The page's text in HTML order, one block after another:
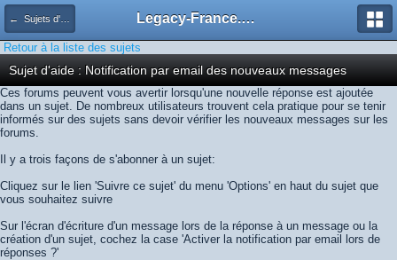
← Sujets d'aide Legacy-France.org - Forum
Retour à la liste des sujets
Sujet d'aide : Notification par email des nouveaux messages
Ces forums peuvent vous avertir lorsqu'une nouvelle réponse est ajoutée
dans un sujet. De nombreux utilisateurs trouvent cela pratique pour se tenir
informés sur des sujets sans devoir vérifier les nouveaux messages sur les
forums.
Il y a trois façons de s'abonner à un sujet:
Cliquez sur le lien 'Suivre ce sujet' du menu 'Options' en haut du sujet que
vous souhaitez suivre
Sur l'écran d'écriture d'un message lors de la réponse à un message ou la
création d'un sujet, cochez la case 'Activer la notification par email lors de
réponses ?'